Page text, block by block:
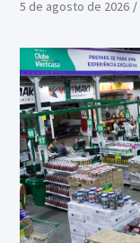
5 de agosto de 2026